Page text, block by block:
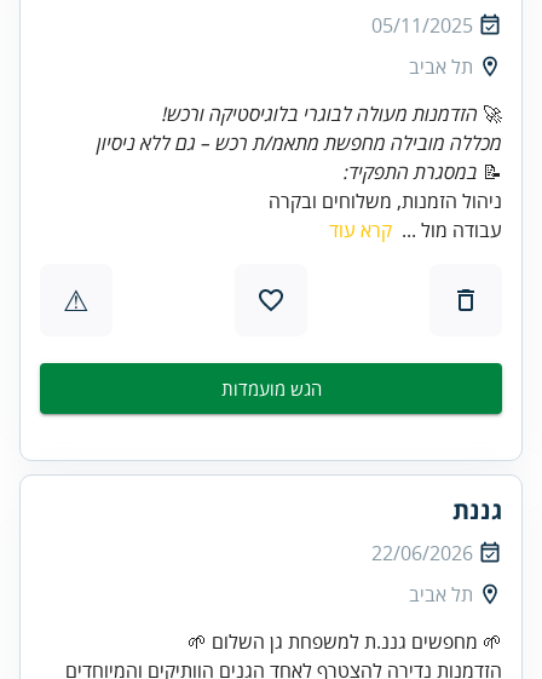
05/11/2025
תל אביב
🚀 הזדמנות מעולה לבוגרי בלוגיסטיקה ורכש!
מכללה מובילה מחפשת מתאמ/ת רכש – גם ללא ניסיון
📝 במסגרת התפקיד:
ניהול הזמנות, משלוחים ובקרה
עבודה מול ... קרא עוד
⚠
הגש מועמדות
גננת
22/06/2026
תל אביב
הזדמנות נדירה להצטרף לאחד הגנים הוותיקים והמיוחדים